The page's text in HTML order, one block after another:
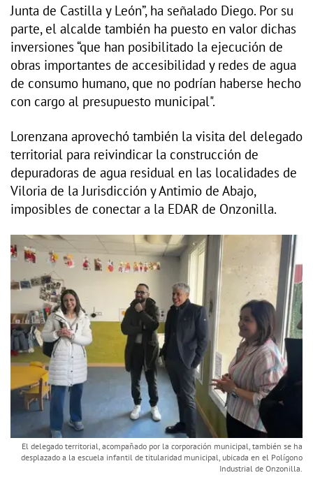
Junta de Castilla y León”, ha señalado Diego. Por su
parte, el alcalde también ha puesto en valor dichas
inversiones “que han posibilitado la ejecución de
obras importantes de accesibilidad y redes de agua
de consumo humano, que no podrían haberse hecho
con cargo al presupuesto municipal".
Lorenzana aprovechó también la visita del delegado
territorial para reivindicar la construcción de
depuradoras de agua residual en las localidades de
Viloria de la Jurisdicción y Antimio de Abajo,
imposibles de conectar a la EDAR de Onzonilla.
El delegado territorial, acompañado por la corporación municipal, también se ha
desplazado a la escuela infantil de titularidad municipal, ubicada en el Polígono
Industrial de Onzonilla.